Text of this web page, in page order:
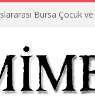
Bursa Çocuk